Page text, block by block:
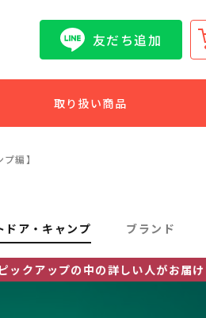
友だち追加
取り扱い商品
編】
ドア・キャンプ ブランド
中の詳しい人がお届けする特集ペー